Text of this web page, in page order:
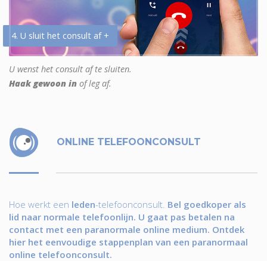
4. U sluit het consult af +
U wenst het consult af te sluiten.
Haak gewoon in of leg af.
ONLINE TELEFOONCONSULT
Hoe werkt een leden-telefoonconsult. Bel goedkoper als
lid naar normale telefoonlijn. U gaat pas betalen na
contact met een paranormale online medium. Ontdek
hier het eenvoudige stappenplan van een paranormaal
online telefoonconsult.